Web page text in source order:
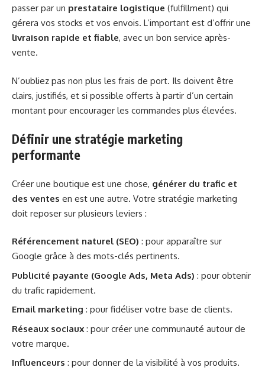
passer par un prestataire logistique (fulfillment) qui
gérera vos stocks et vos envois. L’important est d’offrir une
livraison rapide et fiable, avec un bon service après-
vente.
N’oubliez pas non plus les frais de port. Ils doivent être
clairs, justifiés, et si possible offerts à partir d’un certain
montant pour encourager les commandes plus élevées.
Définir une stratégie marketing
performante
Créer une boutique est une chose, générer du trafic et
des ventes en est une autre. Votre stratégie marketing
doit reposer sur plusieurs leviers :
Référencement naturel (SEO) : pour apparaître sur
Google grâce à des mots-clés pertinents.
Publicité payante (Google Ads, Meta Ads) : pour obtenir
du trafic rapidement.
Email marketing : pour fidéliser votre base de clients.
Réseaux sociaux : pour créer une communauté autour de
votre marque.
Influenceurs : pour donner de la visibilité à vos produits.